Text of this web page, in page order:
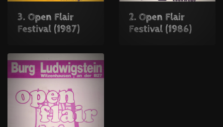
3. Open Flair
Festival (1987)
2. Open Flair
Festival (1986)